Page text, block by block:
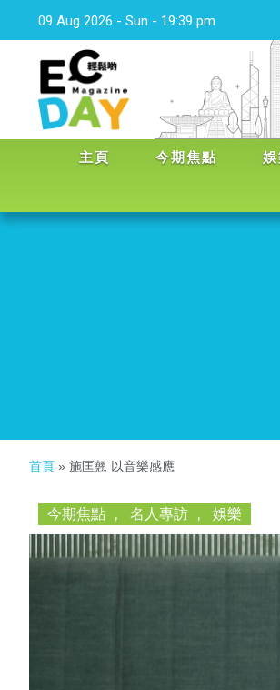
09 Aug 2026 - Sun - 19:39 pm
主頁 今期焦點 娛
首頁 » 施匡翹 以音樂感應
今期焦點 , 名人專訪 , 娛樂